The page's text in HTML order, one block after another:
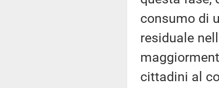
consumo di
residuale
cittadini al